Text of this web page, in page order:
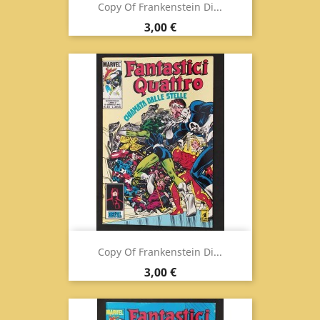
Copy Of Frankenstein Di...
Prix
3,00 €
Copy Of Frankenstein Di...
Prix
3,00 €